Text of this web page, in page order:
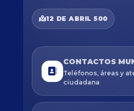
12 DE ABRIL 500
CONTACTOS
Teléfonos, áreas y
ciudadana